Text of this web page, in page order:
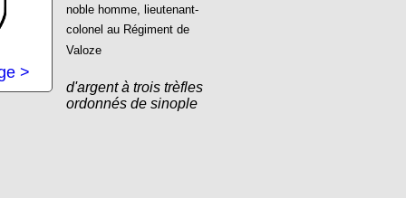
>
noble homme, lieutenant-
colonel au Régiment de
Valoze
d'argent à trois trèfles
ordonnés de sinople